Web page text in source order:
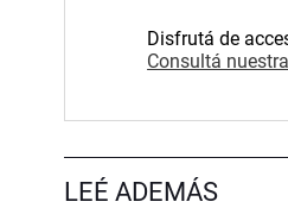
Disfrutá de
Consultá
LEÉ ADEMÁS